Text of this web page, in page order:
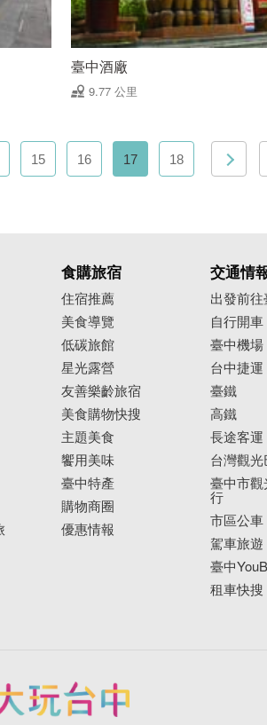
臺中酒廠
9.77 公里
15 16 17 18
食購旅宿
住宿推薦
美食導覽
低碳旅館
星光露營
友善樂齡旅宿
美食購物快搜
主題美食
饗用美味
臺中特產
購物商圈
優惠情報
交通情
出發前往
自行開車
臺中機場
台中捷運
臺鐵
高鐵
長途客運
台灣觀
臺中市
行
市區公車
駕車旅遊
臺中
租車快搜